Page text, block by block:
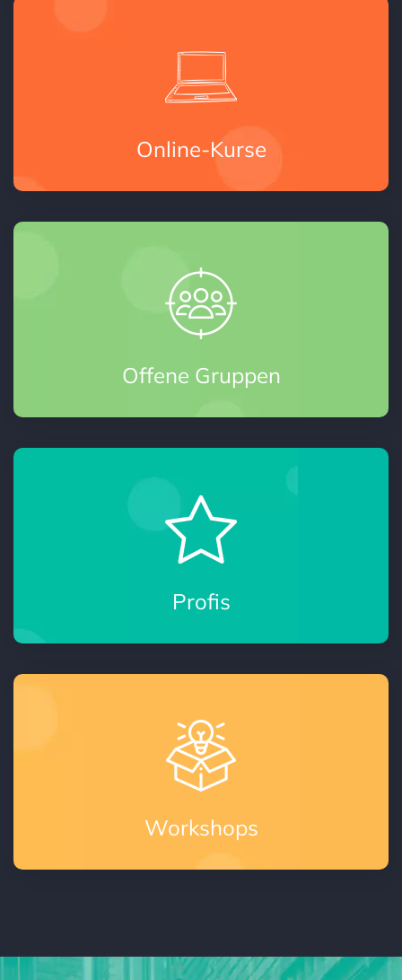
Online-Kurse
Offene Gruppen
Profis
Workshops